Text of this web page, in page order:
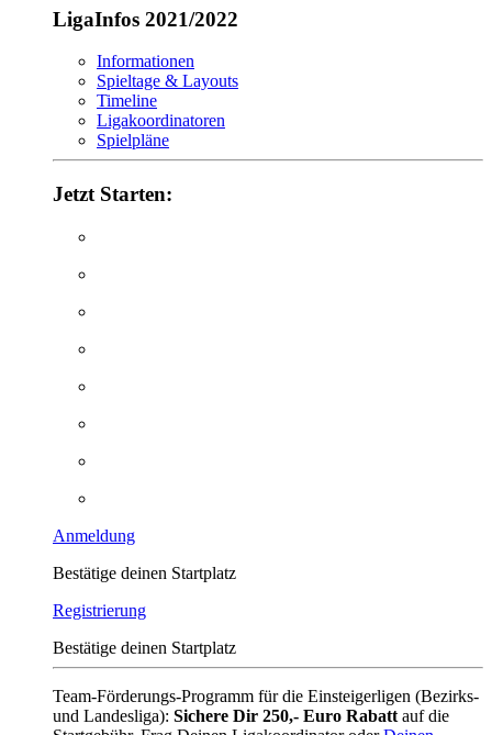
LigaInfos 2021/2022
Informationen
Spieltage & Layouts
Timeline
Ligakoordinatoren
Spielpläne
Jetzt Starten:
Anmeldung
Bestätige deinen Startplatz
Registrierung
Bestätige deinen Startplatz
Team-Förderungs-Programm für die Einsteigerligen (Bezirks-
und Landesliga): Sichere Dir 250,- Euro Rabatt auf die